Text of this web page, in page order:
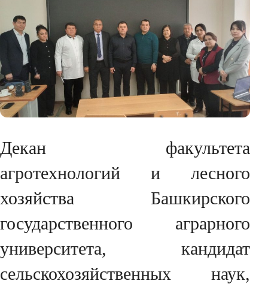
Декан факультета
агротехнологий и лесного
хозяйства Башкирского
государственного аграрного
университета, кандидат
сельскохозяйственных наук,